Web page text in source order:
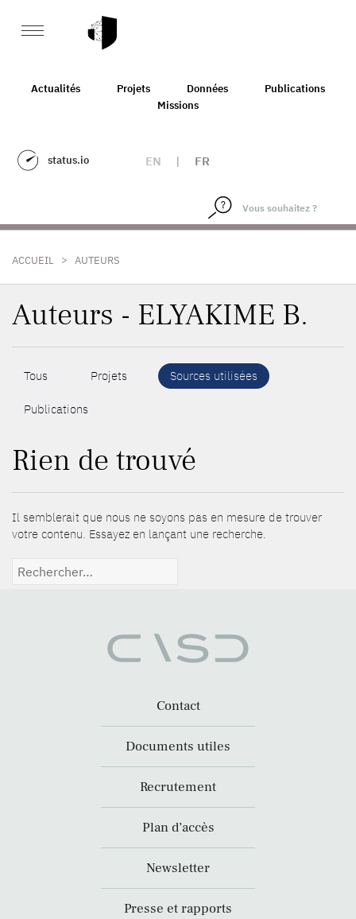
Actualités Projets Données
Publications
Missions
status.io EN | FR
ACCUEIL > AUTEURS
Auteurs - ELYAKIME B.
Tous Projets Sources utilisées
Publications
Rien de trouvé
Il semblerait que nous ne soyons pas en mesure de trouver
votre contenu. Essayez en lançant une recherche.
Rechercher :
Contact
Documents utiles
Recrutement
Plan d’accès
Newsletter
Presse et rapports